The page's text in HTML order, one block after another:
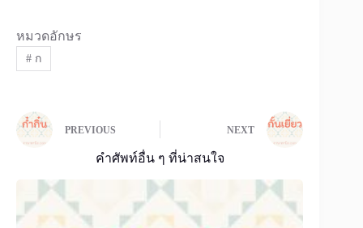
หมวดอักษร
#ก
PREVIOUS NEXT
คำศัพท์อื่น ๆ ที่น่าสนใจ